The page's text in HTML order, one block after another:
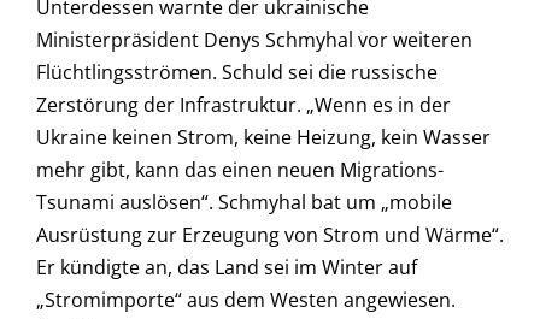
Unterdessen warnte der ukrainische
Ministerpräsident Denys Schmyhal vor weiteren
Flüchtlingsströmen. Schuld sei die russische
Zerstörung der Infrastruktur. „Wenn es in der
Ukraine keinen Strom, keine Heizung, kein Wasser
mehr gibt, kann das einen neuen Migrations-
Tsunami auslösen“. Schmyhal bat um „mobile
Ausrüstung zur Erzeugung von Strom und Wärme“.
Er kündigte an, das Land sei im Winter auf
„Stromimporte“ aus dem Westen angewiesen.